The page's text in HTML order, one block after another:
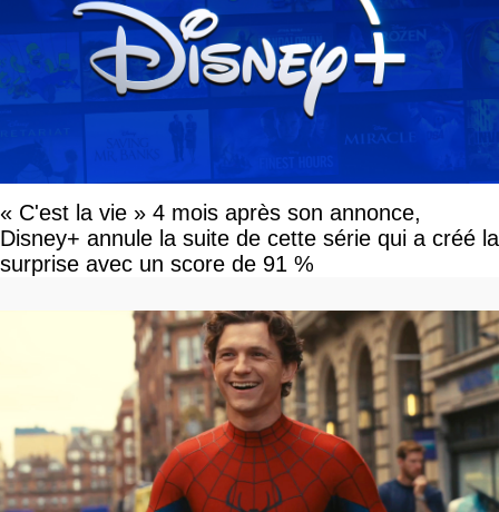
« C'est la vie » 4 mois après son annonce,
Disney+ annule la suite de cette série qui a créé la
surprise avec un score de 91 %